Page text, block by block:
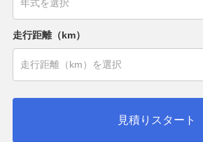
走行距離（km）
見積りスタート